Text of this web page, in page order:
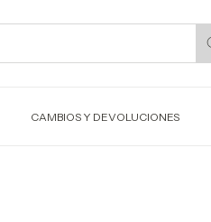
CAMBIOS Y DEVOLUCIONES